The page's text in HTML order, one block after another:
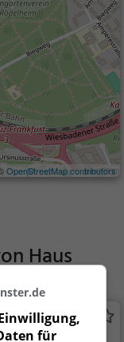
OpenStreetMap contributors
Haus
für